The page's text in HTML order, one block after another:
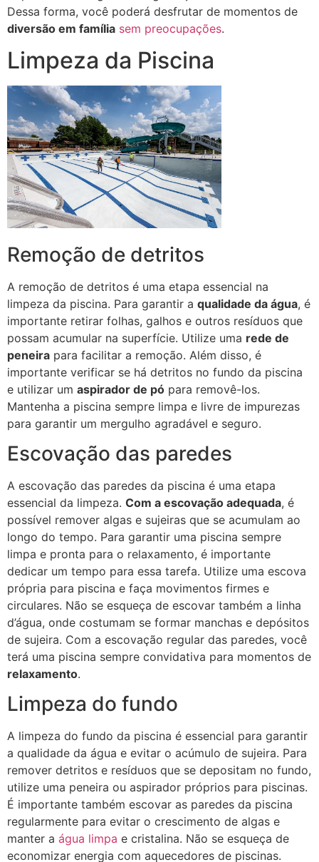
Dessa forma, você poderá desfrutar de momentos de
diversão em família sem preocupações.
Limpeza da Piscina
Remoção de detritos
A remoção de detritos é uma etapa essencial na
limpeza da piscina. Para garantir a qualidade da água, é
importante retirar folhas, galhos e outros resíduos que
possam acumular na superfície. Utilize uma rede de
peneira para facilitar a remoção. Além disso, é
importante verificar se há detritos no fundo da piscina
e utilizar um aspirador de pó para removê-los.
Mantenha a piscina sempre limpa e livre de impurezas
para garantir um mergulho agradável e seguro.
Escovação das paredes
A escovação das paredes da piscina é uma etapa
essencial da limpeza. Com a escovação adequada, é
possível remover algas e sujeiras que se acumulam ao
longo do tempo. Para garantir uma piscina sempre
limpa e pronta para o relaxamento, é importante
dedicar um tempo para essa tarefa. Utilize uma escova
própria para piscina e faça movimentos firmes e
circulares. Não se esqueça de escovar também a linha
d’água, onde costumam se formar manchas e depósitos
de sujeira. Com a escovação regular das paredes, você
terá uma piscina sempre convidativa para momentos de
relaxamento.
Limpeza do fundo
A limpeza do fundo da piscina é essencial para garantir
a qualidade da água e evitar o acúmulo de sujeira. Para
remover detritos e resíduos que se depositam no fundo,
utilize uma peneira ou aspirador próprios para piscinas.
É importante também escovar as paredes da piscina
regularmente para evitar o crescimento de algas e
manter a água limpa e cristalina. Não se esqueça de
economizar energia com aquecedores de piscinas.